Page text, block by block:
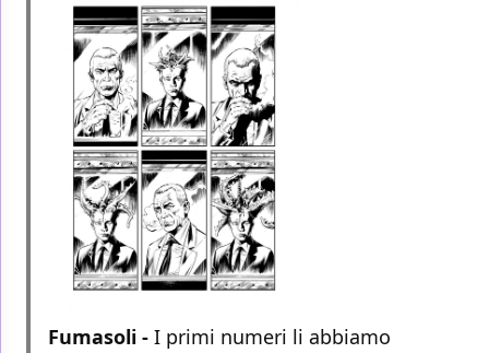
Fumasoli - I primi numeri li abbiamo